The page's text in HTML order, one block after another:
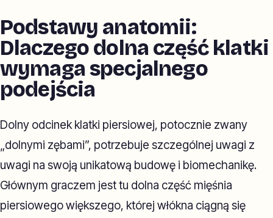
Podstawy anatomii:
Dlaczego dolna część klatki
wymaga specjalnego
podejścia
Dolny odcinek klatki piersiowej, potocznie zwany
„dolnymi zębami”, potrzebuje szczególnej uwagi z
uwagi na swoją unikatową budowę i biomechanikę.
Głównym graczem jest tu dolna część mięśnia
piersiowego większego, której włókna ciągną się